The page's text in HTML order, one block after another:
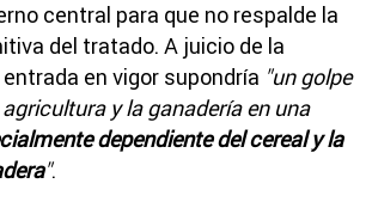
central para que no respalde la
del tratado. A juicio de la
en vigor supondría "un golpe
y la ganadería en una
dependiente del cereal y la
".